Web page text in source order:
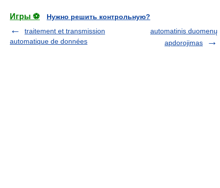
Игры ⚽
Нужно решить контрольную?
traitement et transmission
automatique de données
automatinis duomenų
apdorojimas